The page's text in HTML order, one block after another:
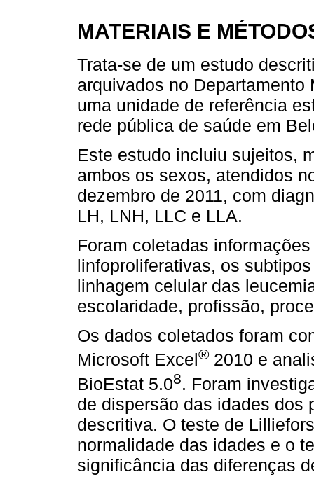
MATERIAIS E
Trata-se de um estudo
arquivados no
uma unidade de referência
rede pública de saúde em
Este estudo incluiu sujeitos,
ambos os sexos, atendidos
dezembro de 2011, com
LH, LNH, LLC e LLA.
Foram coletadas
linfoproliferativas, os
linhagem celular das
escolaridade, profissão,
Os dados coletados foram
Microsoft Excel® 2010 e
BioEstat 5.08. Foram
de dispersão das idades dos
descritiva. O teste de
normalidade das idades e o
significância das diferenças